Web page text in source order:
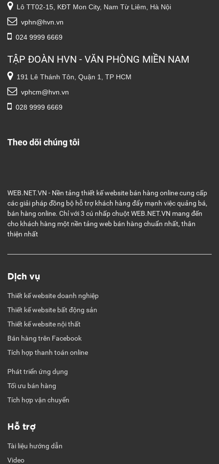
Lô TT02-15, KĐT Mon City, Nam Từ Liêm, Hà Nội
vphn@hvn.vn
024 9999 6669
TẬP ĐOÀN HVN - VĂN PHÒNG MIỀN NAM
191 Lê Thánh Tôn, Quận 1, TP HCM
vphcm@hvn.vn
028 9999 6669
Theo dõi chúng tôi
WEB.NET.VN - Nền tảng thiết kế website bán hàng online cung cấp
các giải pháp đồng bộ hỗ trợ khách hàng đẩy mạnh việc quảng bá,
bán hàng online. Chỉ với 3 cú nhấp chuột WEB.NET.VN mang đến
cho khách hàng một nền tảng web bán hàng chuẩn nhất, thân
thiện nhất
Dịch vụ
Thiết kế website doanh nghiệp
Thiết kế website bất động sản
Thiết kế website nội thất
Bán hàng trên Facebook
Tích hợp thanh toán online
Phát triển ứng dụng
Tối ưu bán hàng
Tích hợp vận chuyển
Hỗ trợ
Tài liệu hướng dẫn
Video